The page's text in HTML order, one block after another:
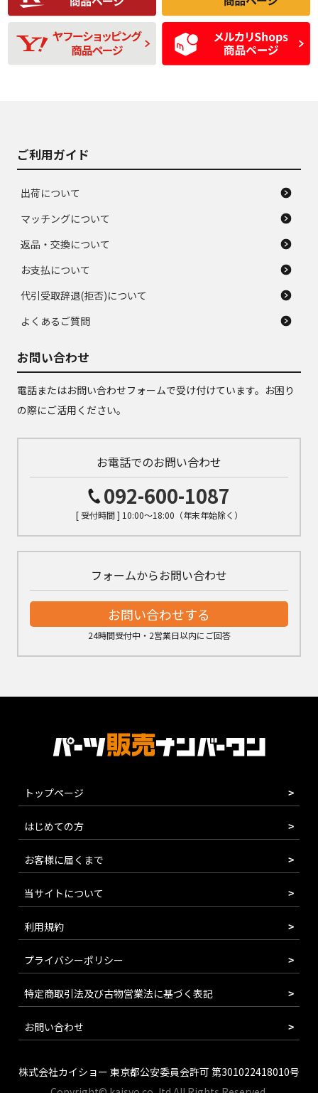
D
使用感や目立つ傷が
あり、一般的な中古
品
D
残り溝も少なく、偏
磨耗がみられ、短期
間使用できるくらい
の中古品
ご利用ガイド
出荷について
マッチングについて
返品・交換について
お支払について
代引受取辞退(拒否)について
よくあるご質問
お問い合わせ
電話またはお問い合わせフォームで受け付けています。お困り
の際にご活用ください。
お電話でのお問い合わせ
092-600-1087
[ 受付時間 ] 10:00～18:00（年末年始除く）
フォームからお問い合わせ
お問い合わせする
24時間受付中・2営業日以内にご回答
トップページ
はじめての方
お客様に届くまで
当サイトについて
利用規約
プライバシーポリシー
特定商取引法及び古物営業法に基づく表記
お問い合わせ
株式会社カイショー 東京都公安委員会許可 第301022418010号